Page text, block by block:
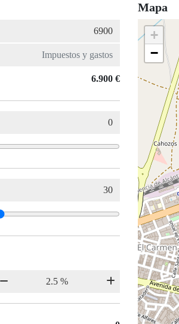
6.900 €
Mapa
+
−